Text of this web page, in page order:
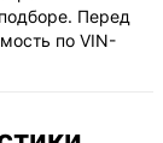
Перед
по VIN-